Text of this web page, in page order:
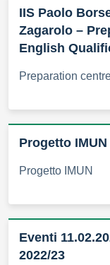
IIS Paolo
Zagarolo –
English
Preparation
Progetto IMUN
Progetto IMUN
Eventi
2022/23